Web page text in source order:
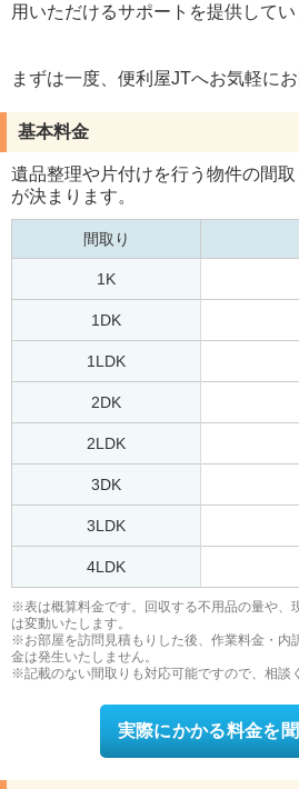
用いただけるサポートを提供してい
まずは一度、便利屋JTへお気軽に
基本料金
遺品整理や片付けを行う物件の間
が決まります。
間取り
1K
1DK
1LDK
2DK
2LDK
3DK
3LDK
4LDK
※表は概算料金です。回収する不用品の量や、
は変動いたします。
※お部屋を訪問見積もりした後、作業料金・内
金は発生いたしません。
※記載のない間取りも対応可能ですので、相談
実際にかかる料金を